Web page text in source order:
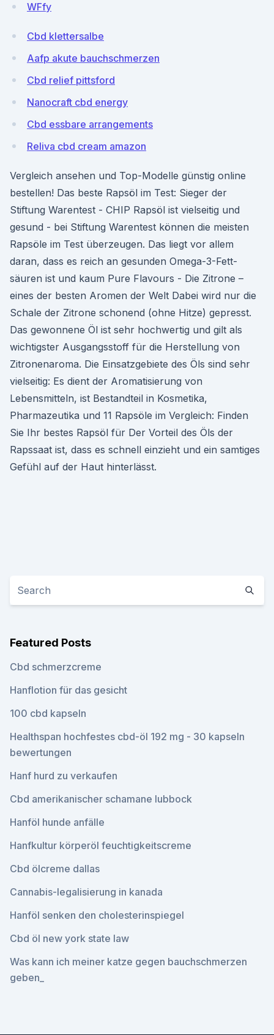
WFfy
Cbd klettersalbe
Aafp akute bauchschmerzen
Cbd relief pittsford
Nanocraft cbd energy
Cbd essbare arrangements
Reliva cbd cream amazon
Vergleich ansehen und Top-Modelle günstig online
bestellen! Das beste Rapsöl im Test: Sieger der
Stiftung Warentest - CHIP Rapsöl ist vielseitig und
gesund - bei Stiftung Warentest können die meisten
Rapsöle im Test überzeugen. Das liegt vor allem
daran, dass es reich an gesunden Omega-3-Fett­
säuren ist und kaum Pure Flavours - Die Zitrone –
eines der besten Aromen der Welt Dabei wird nur die
Schale der Zitrone schonend (ohne Hitze) gepresst.
Das gewonnene Öl ist sehr hochwertig und gilt als
wichtigster Ausgangsstoff für die Herstellung von
Zitronenaroma. Die Einsatzgebiete des Öls sind sehr
vielseitig: Es dient der Aromatisierung von
Lebensmitteln, ist Bestandteil in Kosmetika,
Pharmazeutika und 11 Rapsöle im Vergleich: Finden
Sie Ihr bestes Rapsöl für Der Vorteil des Öls der
Rapssaat ist, dass es schnell einzieht und ein samtiges
Gefühl auf der Haut hinterlässt.
Featured Posts
Cbd schmerzcreme
Hanflotion für das gesicht
100 cbd kapseln
Healthspan hochfestes cbd-öl 192 mg - 30 kapseln
bewertungen
Hanf hurd zu verkaufen
Cbd amerikanischer schamane lubbock
Hanföl hunde anfälle
Hanfkultur körperöl feuchtigkeitscreme
Cbd ölcreme dallas
Cannabis-legalisierung in kanada
Hanföl senken den cholesterinspiegel
Cbd öl new york state law
Was kann ich meiner katze gegen bauchschmerzen
geben_